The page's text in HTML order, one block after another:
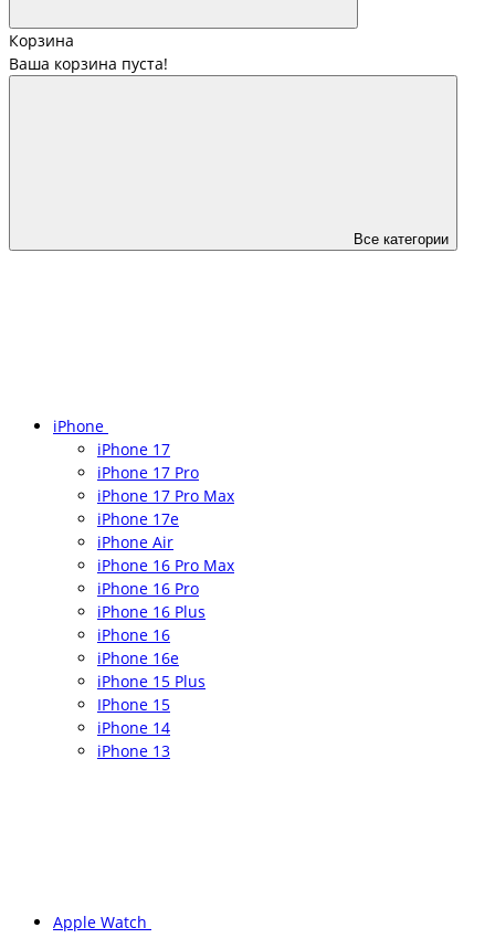
Корзина
Ваша корзина пуста!
Все категории
iPhone
iPhone 17
iPhone 17 Pro
iPhone 17 Pro Max
iPhone 17e
iPhone Air
iPhone 16 Pro Max
iPhone 16 Pro
iPhone 16 Plus
iPhone 16
iPhone 16e
iPhone 15 Plus
IPhone 15
iPhone 14
iPhone 13
Apple Watch